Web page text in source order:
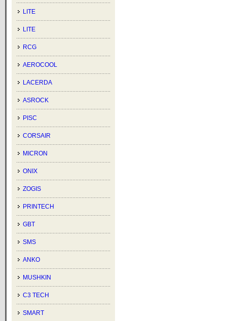
LITE
LITE
RCG
AEROCOOL
LACERDA
ASROCK
PISC
CORSAIR
MICRON
ONIX
ZOGIS
PRINTECH
GBT
SMS
ANKO
MUSHKIN
C3 TECH
SMART